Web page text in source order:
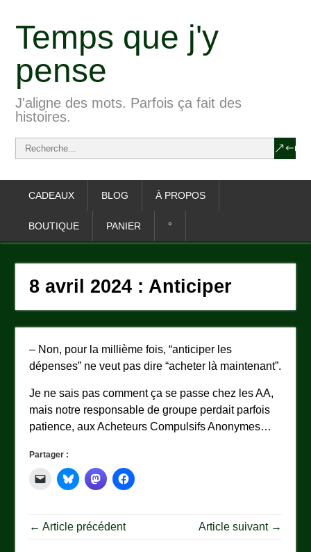
Temps que j'y
pense
J'aligne des mots. Parfois ça fait des
histoires.
CADEAUX BLOG À PROPOS
BOUTIQUE PANIER °
8 avril 2024 : Anticiper
– Non, pour la millième fois, “anticiper les
dépenses” ne veut pas dire “acheter là maintenant”.
Je ne sais pas comment ça se passe chez les AA,
mais notre responsable de groupe perdait parfois
patience, aux Acheteurs Compulsifs Anonymes…
Partager :
← Article précédent Article suivant →